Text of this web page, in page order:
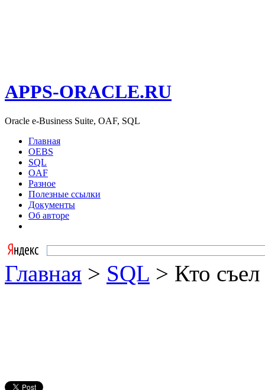
APPS-ORACLE.RU
Oracle e-Business Suite, OAF, SQL
Главная
OEBS
SQL
OAF
Разное
Полезные ссылки
Документы
Об авторе
Главная > SQL > Кто